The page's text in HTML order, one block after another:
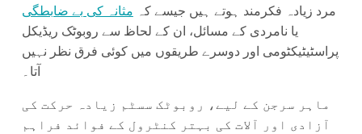
مرد زیادہ فکرمند ہوتے ہیں جیسے کہ مثانہ کی بے ضابطگی
یا نامردی کے مسائل، ان کے لحاظ سے روبوٹک ریڈیکل
پراسٹیٹیکٹومی اور دوسرے طریقوں میں کوئی فرق نظر نہیں
آتا۔
ماہر سرجن کے لیے، روبوٹک سسٹم زیادہ حرکت کی
آزادی اور آلات کی بہتر کنٹرول کے فوائد فراہم